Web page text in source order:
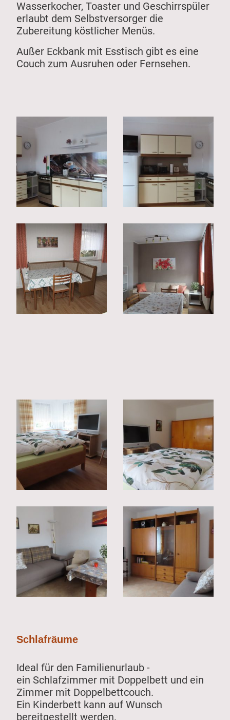
Wasserkocher, Toaster und Geschirrspüler
erlaubt dem Selbstversorger die
Zubereitung köstlicher Menüs.
Außer Eckbank mit Esstisch gibt es eine
Couch zum Ausruhen oder Fernsehen.
Schlafräume
Ideal für den Familienurlaub -
ein Schlafzimmer mit Doppelbett und ein
Zimmer mit Doppelbettcouch.
Ein Kinderbett kann auf Wunsch
bereitgestellt werden.